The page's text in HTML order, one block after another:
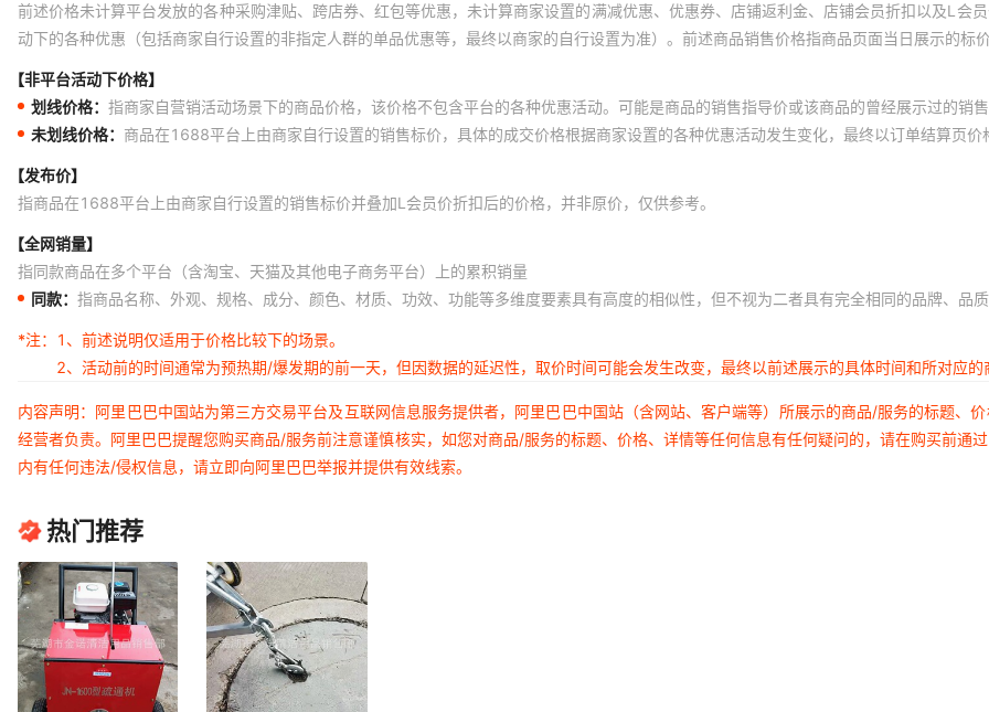
前述价格未计算平台发放的各种采购津贴、跨店券、红包等优惠，未计算商家设置的满减优惠、优惠券、店铺返利金、店铺会员折扣以及L会
动下的各种优惠（包括商家自行设置的非指定人群的单品优惠等，最终以商家的自行设置为准）。前述商品销售价格指商品页面当日展示的
【非平台活动下价格】
划线价格： 指商家自营销活动场景下的商品价格，该价格不包含平台的各种优惠活动。可能是商品的销售指导价或该商品的曾经展示过的销
未划线价格： 商品在1688平台上由商家自行设置的销售标价，具体的成交价格根据商家设置的各种优惠活动发生变化，最终以订单结算页价
【发布价】
指商品在1688平台上由商家自行设置的销售标价并叠加L会员价折扣后的价格，并非原价，仅供参考。
【全网销量】
指同款商品在多个平台（含淘宝、天猫及其他电子商务平台）上的累积销量
同款： 指商品名称、外观、规格、成分、颜色、材质、功效、功能等多维度要素具有高度的相似性，但不视为二者具有完全相同的品牌、品
*注：
1、前述说明仅适用于价格比较下的场景。
2、活动前的时间通常为预热期/爆发期的前一天，但因数据的延迟性，取价时间可能会发生改变，最终以前述展示的具体时间和所对应的
内容声明：阿里巴巴中国站为第三方交易平台及互联网信息服务提供者，阿里巴巴中国站（含网站、客户端等）所展示的商品/服务的标题、
经营者负责。阿里巴巴提醒您购买商品/服务前注意谨慎核实，如您对商品/服务的标题、价格、详情等任何信息有任何疑问的，请在购买前通
内有任何违法/侵权信息，请立即向阿里巴巴举报并提供有效线索。
热门推荐